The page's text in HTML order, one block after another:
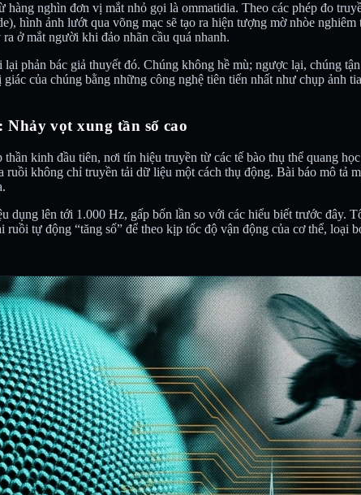
hàng nghìn đơn vị mắt nhỏ gọi là ommatidia. Theo các phép đo
hình ảnh lướt qua võng mạc sẽ tạo ra hiện tượng mờ nhòe
ở mắt người khi đảo nhãn cầu quá nhanh.
phản bác giả thuyết đó. Chúng không hề mù; ngược lại, chúng
của chúng bằng những công nghệ tiên tiến nhất như chụp ảnh
vọt xung tần số cao
thần kinh đầu tiên, nơi tín hiệu truyền từ các tế bào thụ thể quang
ruồi không chỉ truyền tải dữ liệu một cách thụ động. Bài báo mô
dụng lên tới 1.000 Hz, gấp bốn lần so với các hiểu biết trước
ruồi tự động “tăng số” để theo kịp tốc độ vận động của cơ thể, loại